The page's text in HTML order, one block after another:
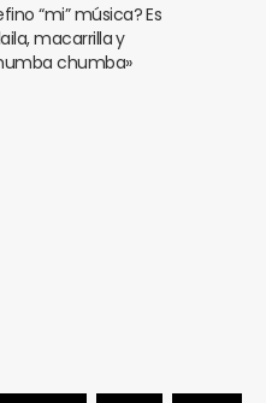
“mi” música? Es
macarrilla y
chumba»